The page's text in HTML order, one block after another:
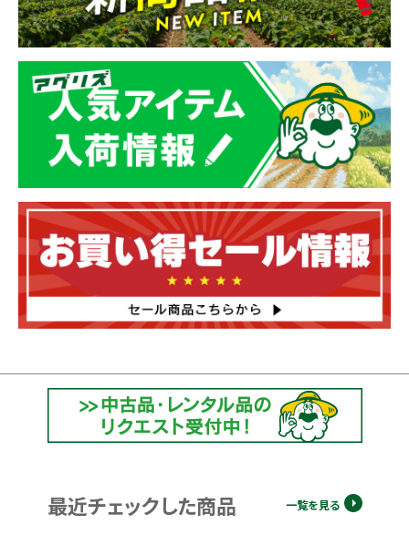
最近チェックした商品 一覧を見る